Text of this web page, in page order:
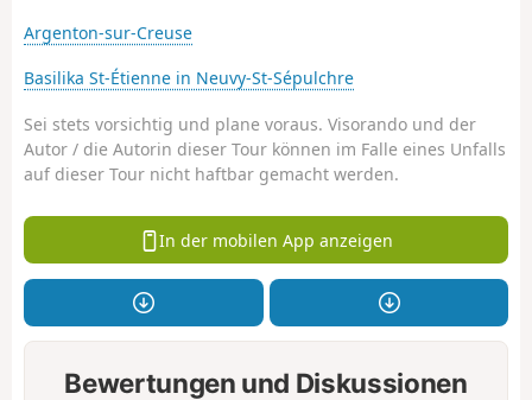
Argenton-sur-Creuse
Basilika St-Étienne in Neuvy-St-Sépulchre
Sei stets vorsichtig und plane voraus. Visorando und der
Autor / die Autorin dieser Tour können im Falle eines Unfalls
auf dieser Tour nicht haftbar gemacht werden.
In der mobilen App anzeigen
Bewertungen und Diskussionen